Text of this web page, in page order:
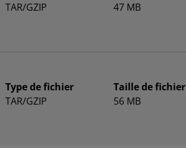
TAR/GZIP
47 MB
Type de fichier
TAR/GZIP
Taille de fichier
56 MB